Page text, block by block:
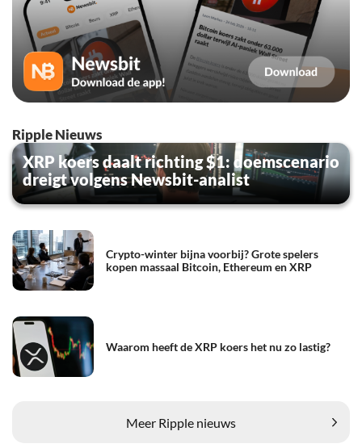
Ripple Nieuws
XRP koers daalt richting $1: doemscenario
dreigt volgens Newsbit-analist
Crypto-winter bijna voorbij? Grote spelers
kopen massaal Bitcoin, Ethereum en XRP
Waarom heeft de XRP koers het nu zo lastig?
Meer Ripple nieuws